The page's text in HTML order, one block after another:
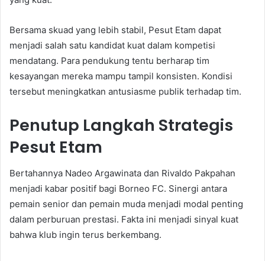
Bersama skuad yang lebih stabil, Pesut Etam dapat
menjadi salah satu kandidat kuat dalam kompetisi
mendatang. Para pendukung tentu berharap tim
kesayangan mereka mampu tampil konsisten. Kondisi
tersebut meningkatkan antusiasme publik terhadap tim.
Penutup Langkah Strategis
Pesut Etam
Bertahannya Nadeo Argawinata dan Rivaldo Pakpahan
menjadi kabar positif bagi Borneo FC. Sinergi antara
pemain senior dan pemain muda menjadi modal penting
dalam perburuan prestasi. Fakta ini menjadi sinyal kuat
bahwa klub ingin terus berkembang.